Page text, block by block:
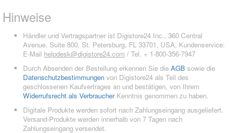
Hinweise
Händler und Vertragspartner ist Digistore24 Inc., 360 Central
Avenue, Suite 800, St. Petersburg, FL 33701, USA, Kundenservice:
E-Mail helpdesk@digistore24.com / Tel. + 1-800-356-7947
Durch Absenden der Bestellung erkennen Sie die AGB sowie die
Datenschutzbestimmungen von Digistore24 als Teil des
geschlossenen Kaufvertrages an und bestätigen, von Ihrem
Widerrufsrecht als VerbraucherKenntnis genommen zu haben.
Digitale Produkte werden sofort nach Zahlungseingang ausgeliefert.
Versand-Produkte werden innerhalb von 7 Tagen nach
Zahlungseingang versendet.